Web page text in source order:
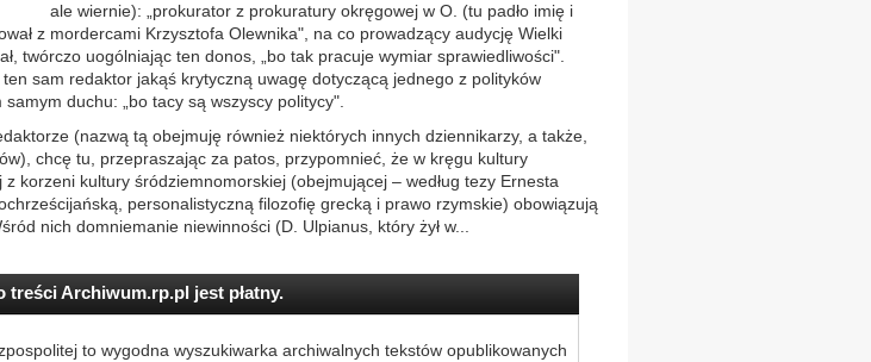
ale wiernie): „prokurator z prokuratury okręgowej w O. (tu padło imię i
z mordercami Krzysztofa Olewnika", na co prowadzący audycję Wielki
twórczo uogólniając ten donos, „bo tak pracuje wymiar sprawiedliwości".
sam redaktor jakąś krytyczną uwagę dotyczącą jednego z polityków
samym duchu: „bo tacy są wszyscy politycy".
(nazwą tą obejmuję również niektórych innych dziennikarzy, a także,
chcę tu, przepraszając za patos, przypomnieć, że w kręgu kultury
z korzeni kultury śródziemnomorskiej (obejmującej – według tezy Ernesta
personalistyczną filozofię grecką i prawo rzymskie) obowiązują
nich domniemanie niewinności (D. Ulpianus, który żył w...
treści Archiwum.rp.pl jest płatny.
to wygodna wyszukiwarka archiwalnych tekstów opublikowanych